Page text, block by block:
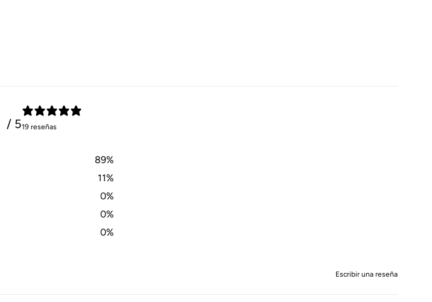
/ 519 reseñas
89%
11%
0%
0%
0%
Escribir una reseña